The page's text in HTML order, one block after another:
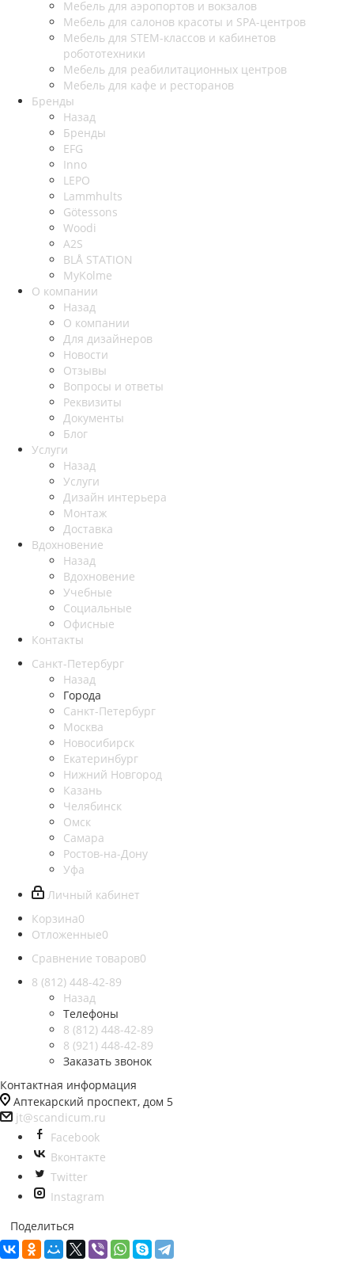
Мебель для аэропортов и вокзалов
Мебель для салонов красоты и SPA-центров
Мебель для STEM-классов и кабинетов
робототехники
Мебель для реабилитационных центров
Мебель для кафе и ресторанов
Бренды
Назад
Бренды
EFG
Inno
LEPO
Lammhults
Götessons
Woodi
A2S
BLÅ STATION
MyKolme
О компании
Назад
О компании
Для дизайнеров
Новости
Отзывы
Вопросы и ответы
Реквизиты
Документы
Блог
Услуги
Назад
Услуги
Дизайн интерьера
Монтаж
Доставка
Вдохновение
Назад
Вдохновение
Учебные
Социальные
Офисные
Контакты
Санкт-Петербург
Назад
Города
Санкт-Петербург
Москва
Новосибирск
Екатеринбург
Нижний Новгород
Казань
Челябинск
Омск
Самара
Ростов-на-Дону
Уфа
Личный кабинет
Корзина0
Отложенные0
Сравнение товаров0
8 (812) 448-42-89
Назад
Телефоны
8 (812) 448-42-89
8 (921) 448-42-89
Заказать звонок
Контактная информация
Аптекарский проспект, дом 5
jt@scandicum.ru
Facebook
Вконтакте
Twitter
Instagram
Поделиться